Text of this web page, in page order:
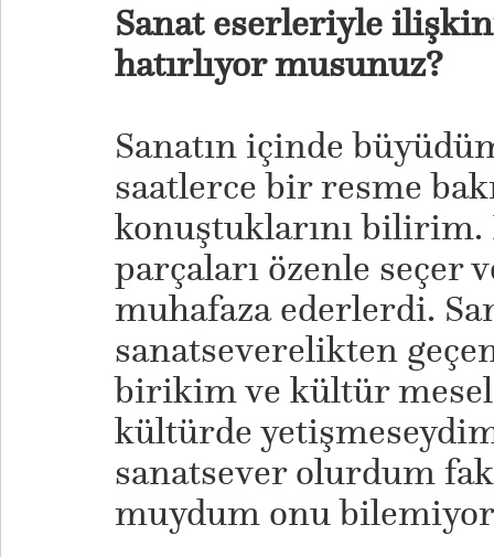
Sanat eserleriyle
hatırlıyor musunuz?
Sanatın içinde
saatlerce bir resme
konuştuklarını
parçaları özenle seçer
muhafaza ederlerdi.
sanatseverelikten
birikim ve kültür
kültürde
sanatsever olurdum
muydum onu